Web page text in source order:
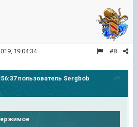
#8
19:04:34
пользователь Sergbob